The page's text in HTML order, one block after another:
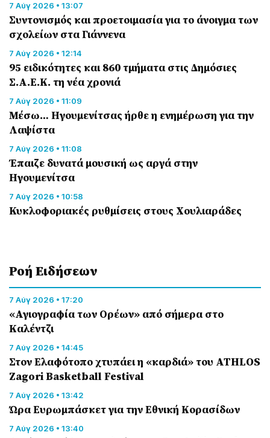
7 Αύγ 2026 • 13:07
Συντονισμός και προετοιμασία για το άνοιγμα των
σχολείων στα Γιάννενα
7 Αύγ 2026 • 12:14
95 ειδικότητες και 860 τμήματα στις Δημόσιες
Σ.Α.Ε.Κ. τη νέα χρονιά
7 Αύγ 2026 • 11:09
Μέσω… Ηγουμενίτσας ήρθε η ενημέρωση για την
Λαψίστα
7 Αύγ 2026 • 11:08
Έπαιζε δυνατά μουσική ως αργά στην
Ηγουμενίτσα
7 Αύγ 2026 • 10:58
Κυκλοφοριακές ρυθμίσεις στους Χουλιαράδες
Ροή Eιδήσεων
7 Αύγ 2026 • 17:20
«Αγιογραφία των Ορέων» από σήμερα στο
Καλέντζι
7 Αύγ 2026 • 14:45
Στον Ελαφότοπο χτυπάει η «καρδιά» του ATHLOS
Zagori Basketball Festival
7 Αύγ 2026 • 13:42
Ώρα Ευρωμπάσκετ για την Εθνική Κορασίδων
7 Αύγ 2026 • 13:40